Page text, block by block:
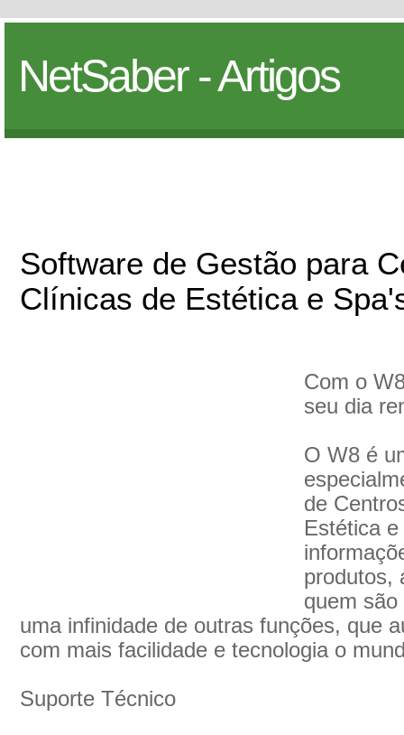
NetSaber - Artigos
Software de Gestão para
Clínicas de Estética e
Com o
seu dia
O W8 é
de
Estética
produtos,
quem
uma infinidade de outras funções, que
com mais facilidade e tecnologia o
Suporte Técnico